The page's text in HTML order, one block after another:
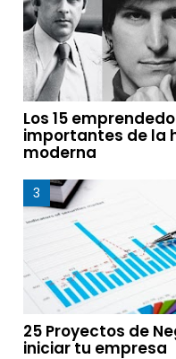
Los 15
importantes de la
moderna
25 Proyectos de
iniciar tu empresa